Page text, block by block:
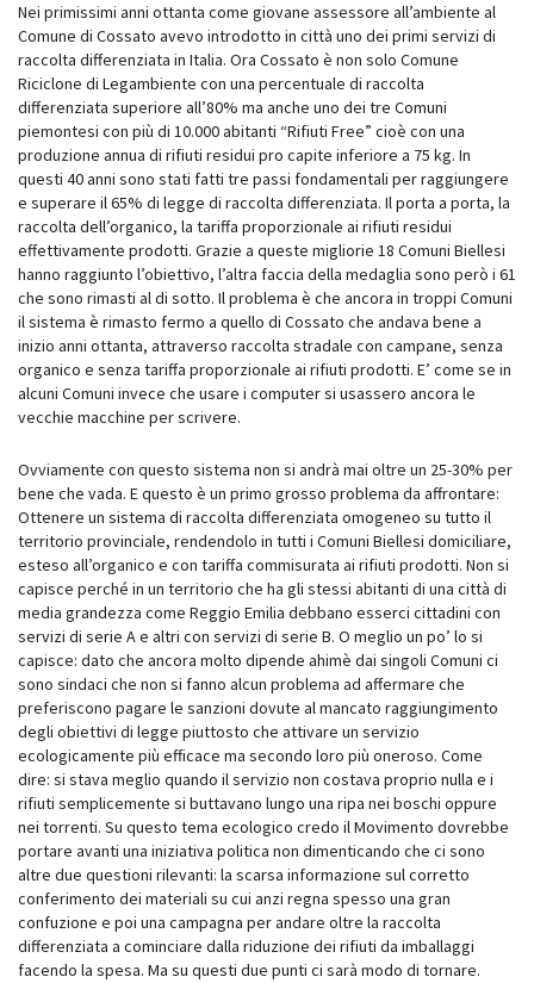
Nei primissimi anni ottanta come giovane assessore all’ambiente al
Comune di Cossato avevo introdotto in città uno dei primi servizi di
raccolta differenziata in Italia. Ora Cossato è non solo Comune
Riciclone di Legambiente con una percentuale di raccolta
differenziata superiore all’80% ma anche uno dei tre Comuni
piemontesi con più di 10.000 abitanti “Rifiuti Free” cioè con una
produzione annua di rifiuti residui pro capite inferiore a 75 kg. In
questi 40 anni sono stati fatti tre passi fondamentali per raggiungere
e superare il 65% di legge di raccolta differenziata. Il porta a porta, la
raccolta dell’organico, la tariffa proporzionale ai rifiuti residui
effettivamente prodotti. Grazie a queste migliorie 18 Comuni Biellesi
hanno raggiunto l’obiettivo, l’altra faccia della medaglia sono però i 61
che sono rimasti al di sotto. Il problema è che ancora in troppi Comuni
il sistema è rimasto fermo a quello di Cossato che andava bene a
inizio anni ottanta, attraverso raccolta stradale con campane, senza
organico e senza tariffa proporzionale ai rifiuti prodotti. E’ come se in
alcuni Comuni invece che usare i computer si usassero ancora le
vecchie macchine per scrivere.
Ovviamente con questo sistema non si andrà mai oltre un 25-30% per
bene che vada. E questo è un primo grosso problema da affrontare:
Ottenere un sistema di raccolta differenziata omogeneo su tutto il
territorio provinciale, rendendolo in tutti i Comuni Biellesi domiciliare,
esteso all’organico e con tariffa commisurata ai rifiuti prodotti. Non si
capisce perché in un territorio che ha gli stessi abitanti di una città di
media grandezza come Reggio Emilia debbano esserci cittadini con
servizi di serie A e altri con servizi di serie B. O meglio un po’ lo si
capisce: dato che ancora molto dipende ahimè dai singoli Comuni ci
sono sindaci che non si fanno alcun problema ad affermare che
preferiscono pagare le sanzioni dovute al mancato raggiungimento
degli obiettivi di legge piuttosto che attivare un servizio
ecologicamente più efficace ma secondo loro più oneroso. Come
dire: si stava meglio quando il servizio non costava proprio nulla e i
rifiuti semplicemente si buttavano lungo una ripa nei boschi oppure
nei torrenti. Su questo tema ecologico credo il Movimento dovrebbe
portare avanti una iniziativa politica non dimenticando che ci sono
altre due questioni rilevanti: la scarsa informazione sul corretto
conferimento dei materiali su cui anzi regna spesso una gran
confuzione e poi una campagna per andare oltre la raccolta
differenziata a cominciare dalla riduzione dei rifiuti da imballaggi
facendo la spesa. Ma su questi due punti ci sarà modo di tornare.